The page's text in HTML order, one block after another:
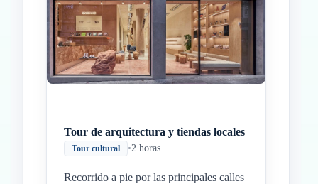
Tour de arquitectura y tiendas locales
Tour cultural •2 horas
Recorrido a pie por las principales calles